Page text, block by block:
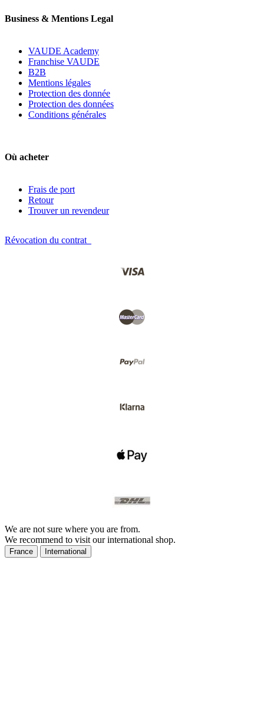
Business & Mentions Legal
VAUDE Academy
Franchise VAUDE
B2B
Mentions légales
Protection des donnée
Protection des données
Conditions générales
Où acheter
Frais de port
Retour
Trouver un revendeur
Révocation du contrat
We are not sure where you are from.
We recommend to visit our international shop.
France International